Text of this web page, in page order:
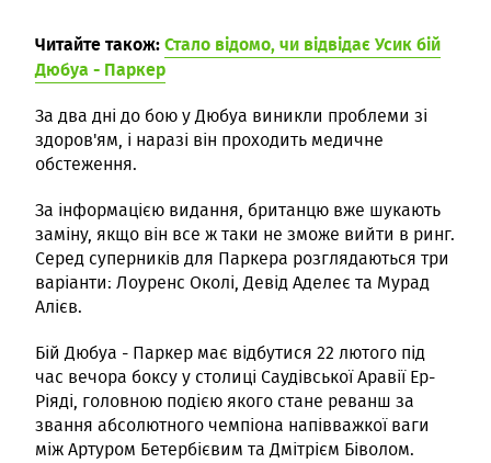
Читайте також:Стало відомо, чи відвідає Усик бій
Дюбуа - Паркер
За два дні до бою у Дюбуа виникли проблеми зі
здоров'ям, і наразі він проходить медичне
обстеження.
За інформацією видання, британцю вже шукають
заміну, якщо він все ж таки не зможе вийти в ринг.
Серед суперників для Паркера розглядаються три
варіанти: Лоуренс Околі, Девід Аделеє та Мурад
Алієв.
Бій Дюбуа - Паркер має відбутися 22 лютого під
час вечора боксу у столиці Саудівської Аравії Ер-
Ріяді, головною подією якого стане реванш за
звання абсолютного чемпіона напівважкої ваги
між Артуром Бетербієвим та Дмітрієм Біволом.